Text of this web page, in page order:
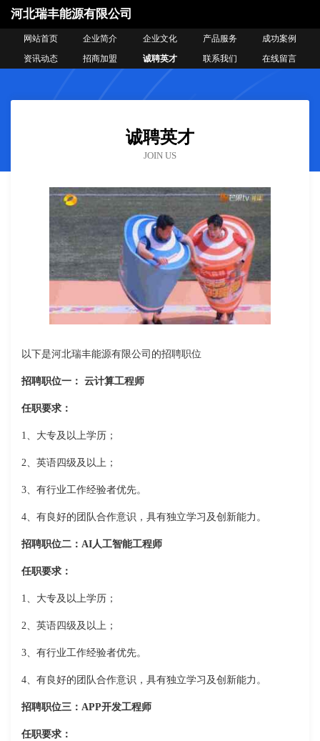
河北瑞丰能源有限公司
网站首页 企业简介 企业文化 产品服务
成功案例
资讯动态
招商加盟 诚聘英才 联系我们 在线留言
诚聘英才
JOIN US
以下是河北瑞丰能源有限公司的招聘职位
招聘职位一： 云计算工程师
任职要求：
1、大专及以上学历；
2、英语四级及以上；
3、有行业工作经验者优先。
4、有良好的团队合作意识，具有独立学习及创新能力。
招聘职位二：AI人工智能工程师
任职要求：
1、大专及以上学历；
2、英语四级及以上；
3、有行业工作经验者优先。
4、有良好的团队合作意识，具有独立学习及创新能力。
招聘职位三：APP开发工程师
任职要求：